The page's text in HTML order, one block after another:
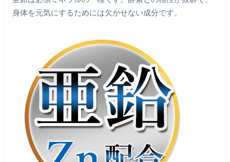
身体を元気にするためには欠かせない成分です。